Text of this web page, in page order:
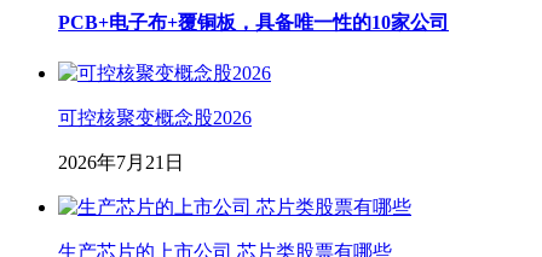
PCB+电子布+覆铜板，具备唯一性的10家公司
可控核聚变概念股2026
2026年7月21日
生产芯片的上市公司 芯片类股票有哪些